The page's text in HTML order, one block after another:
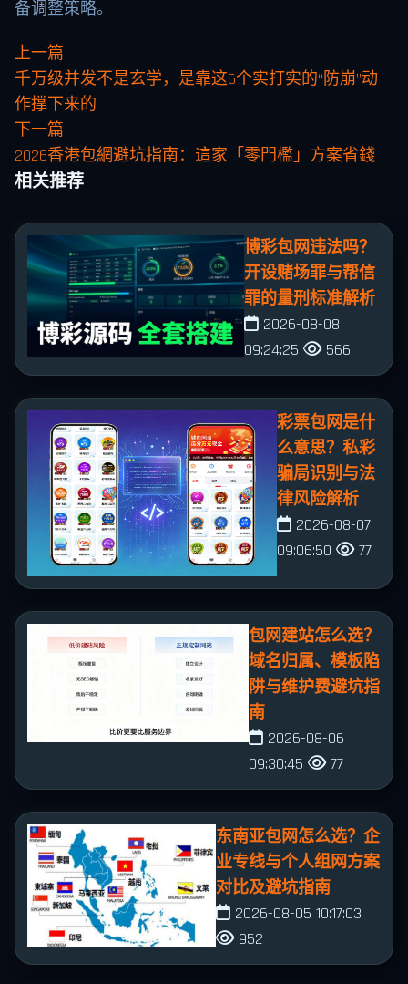
备调整策略。
上一篇
千万级并发不是玄学，是靠这5个实打实的“防崩”动
作撑下来的
下一篇
2026香港包網避坑指南：這家「零門檻」方案省錢
相关推荐
博彩包网违法吗？
开设赌场罪与帮信
罪的量刑标准解析
2026-08-08
09:24:25
566
彩票包网是什
么意思？私彩
骗局识别与法
律风险解析
2026-08-07
09:06:50
77
包网建站怎么选？
域名归属、模板陷
阱与维护费避坑指
南
2026-08-06
09:30:45
77
东南亚包网怎么选？企
业专线与个人组网方案
对比及避坑指南
2026-08-05 10:17:03
952